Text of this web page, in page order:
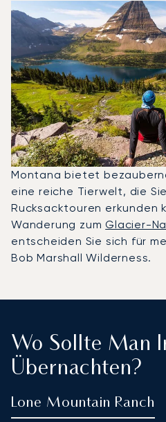
Montana bietet
eine reiche Tierwelt, die
Rucksacktouren erkunden
Wanderung zumGlacier-
entscheiden Sie sich für
Bob Marshall Wilderness.
Wo Sollte Man
Übernachten?
Lone Mountain Ranch